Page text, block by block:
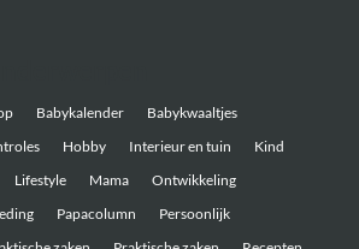
Babykalender
Babykwaaltjes
Hobby Interieur en tuin
Kind
Lifestyle Mama
Ontwikkeling
Papacolumn
Persoonlijk